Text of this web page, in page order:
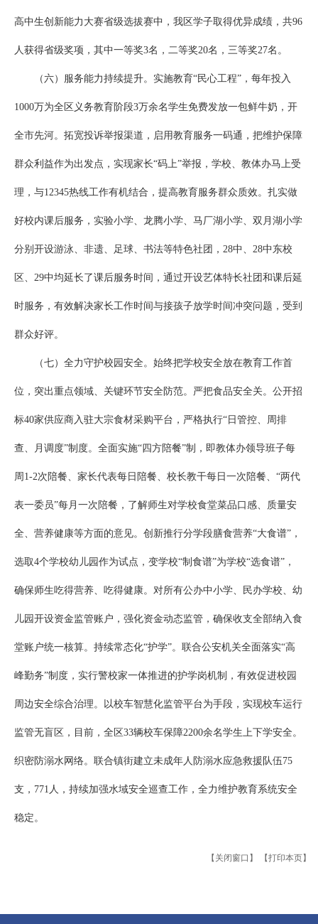
高中生创新能力大赛省级选拔赛中，我区学子取得优异成绩，共96
人获得省级奖项，其中一等奖3名，二等奖20名，三等奖27名。
（六）服务能力持续提升。实施教育“民心工程”，每年投入
1000万为全区义务教育阶段3万余名学生免费发放一包鲜牛奶，开
全市先河。拓宽投诉举报渠道，启用教育服务一码通，把维护保障
群众利益作为出发点，实现家长“码上”举报，学校、教体办马上受
理，与12345热线工作有机结合，提高教育服务群众质效。扎实做
好校内课后服务，实验小学、龙腾小学、马厂湖小学、双月湖小学
分别开设游泳、非遗、足球、书法等特色社团，28中、28中东校
区、29中均延长了课后服务时间，通过开设艺体特长社团和课后延
时服务，有效解决家长工作时间与接孩子放学时间冲突问题，受到
群众好评。
（七）全力守护校园安全。始终把学校安全放在教育工作首
位，突出重点领域、关键环节安全防范。严把食品安全关。公开招
标40家供应商入驻大宗食材采购平台，严格执行“日管控、周排
查、月调度”制度。全面实施“四方陪餐”制，即教体办领导班子每
周1-2次陪餐、家长代表每日陪餐、校长教干每日一次陪餐、“两代
表一委员”每月一次陪餐，了解师生对学校食堂菜品口感、质量安
全、营养健康等方面的意见。创新推行分学段膳食营养“大食谱”，
选取4个学校幼儿园作为试点，变学校“制食谱”为学校“选食谱”，
确保师生吃得营养、吃得健康。对所有公办中小学、民办学校、幼
儿园开设资金监管账户，强化资金动态监管，确保收支全部纳入食
堂账户统一核算。持续常态化“护学”。联合公安机关全面落实“高
峰勤务”制度，实行警校家一体推进的护学岗机制，有效促进校园
周边安全综合治理。以校车智慧化监管平台为手段，实现校车运行
监管无盲区，目前，全区33辆校车保障2200余名学生上下学安全。
织密防溺水网络。联合镇街建立未成年人防溺水应急救援队伍75
支，771人，持续加强水域安全巡查工作，全力维护教育系统安全
稳定。
【关闭窗口】 【打印本页】